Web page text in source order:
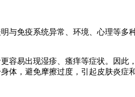
与免疫系统异常、环境、心理等多
容易出现湿疹、瘙痒等症状。因
体，避免摩擦过度，引起皮肤炎症和